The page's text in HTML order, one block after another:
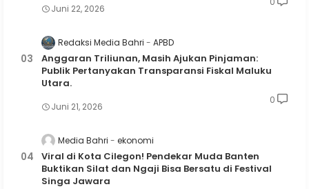
Juni 22, 2026
Redaksi Media Bahri APBD
Anggaran Triliunan, Masih Ajukan Pinjaman:
Publik Pertanyakan Transparansi Fiskal Maluku
Utara.
Juni 21, 2026
0
Media Bahri ekonomi
Viral di Kota Cilegon! Pendekar Muda Banten
Buktikan Silat dan Ngaji Bisa Bersatu di Festival
Singa Jawara